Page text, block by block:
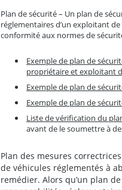
Plan de sécurité – Un plan de
réglementaires d’un exploitant
conformité aux normes de
Exemple de plan de
propriétaire et exploitant
Exemple de plan de
Exemple de plan de
Liste de vérification du
avant de le soumettre à
Plan des mesures
de véhicules réglementés à
remédier. Alors qu’un plan